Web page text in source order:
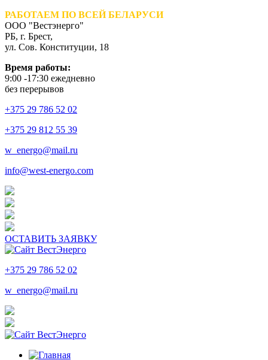
РАБОТАЕМ ПО ВСЕЙ БЕЛАРУСИ
ООО "Вестэнерго"
РБ, г. Брест,
ул. Сов. Конституции, 18
Время работы:
9:00 -17:30 ежедневно
без перерывов
+375 29 786 52 02
+375 29 812 55 39
w_energo@mail.ru
info@west-energo.com
ОСТАВИТЬ ЗАЯВКУ
+375 29 786 52 02
w_energo@mail.ru